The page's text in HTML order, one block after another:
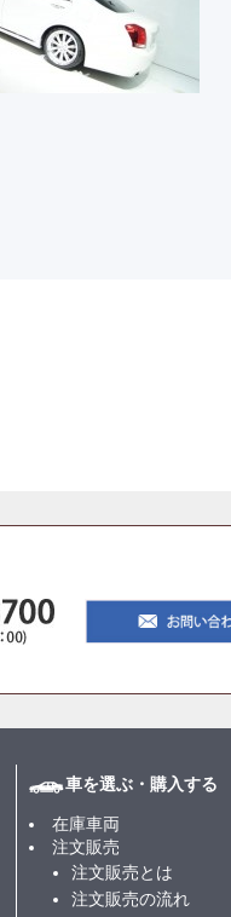
車を選ぶ・購入する
在庫車両
注文販売
注文販売とは
注文販売の流れ